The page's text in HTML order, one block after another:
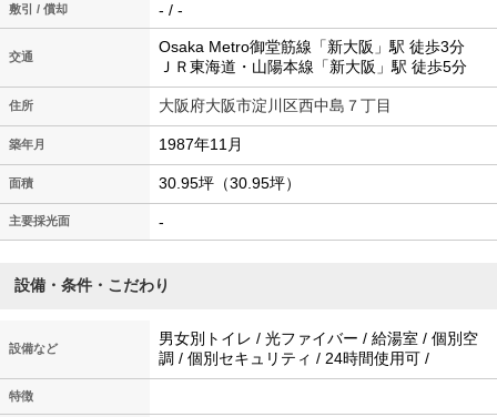
敷引 / 償却 - / -
交通
Osaka Metro御堂筋線「新大阪」駅 徒歩3分
ＪＲ東海道・山陽本線「新大阪」駅 徒歩5分
住所 大阪府大阪市淀川区西中島７丁目
築年月 1987年11月
面積 30.95坪（30.95坪）
主要採光面 -
設備・条件・こだわり
設備など
男女別トイレ / 光ファイバー / 給湯室 / 個別空
調 / 個別セキュリティ / 24時間使用可 /
特徴